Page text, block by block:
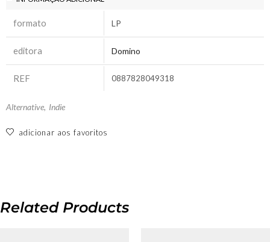
formato LP
editora Domino
REF 0887828049318
Alternative, Indie
adicionar aos favoritos
Related Products